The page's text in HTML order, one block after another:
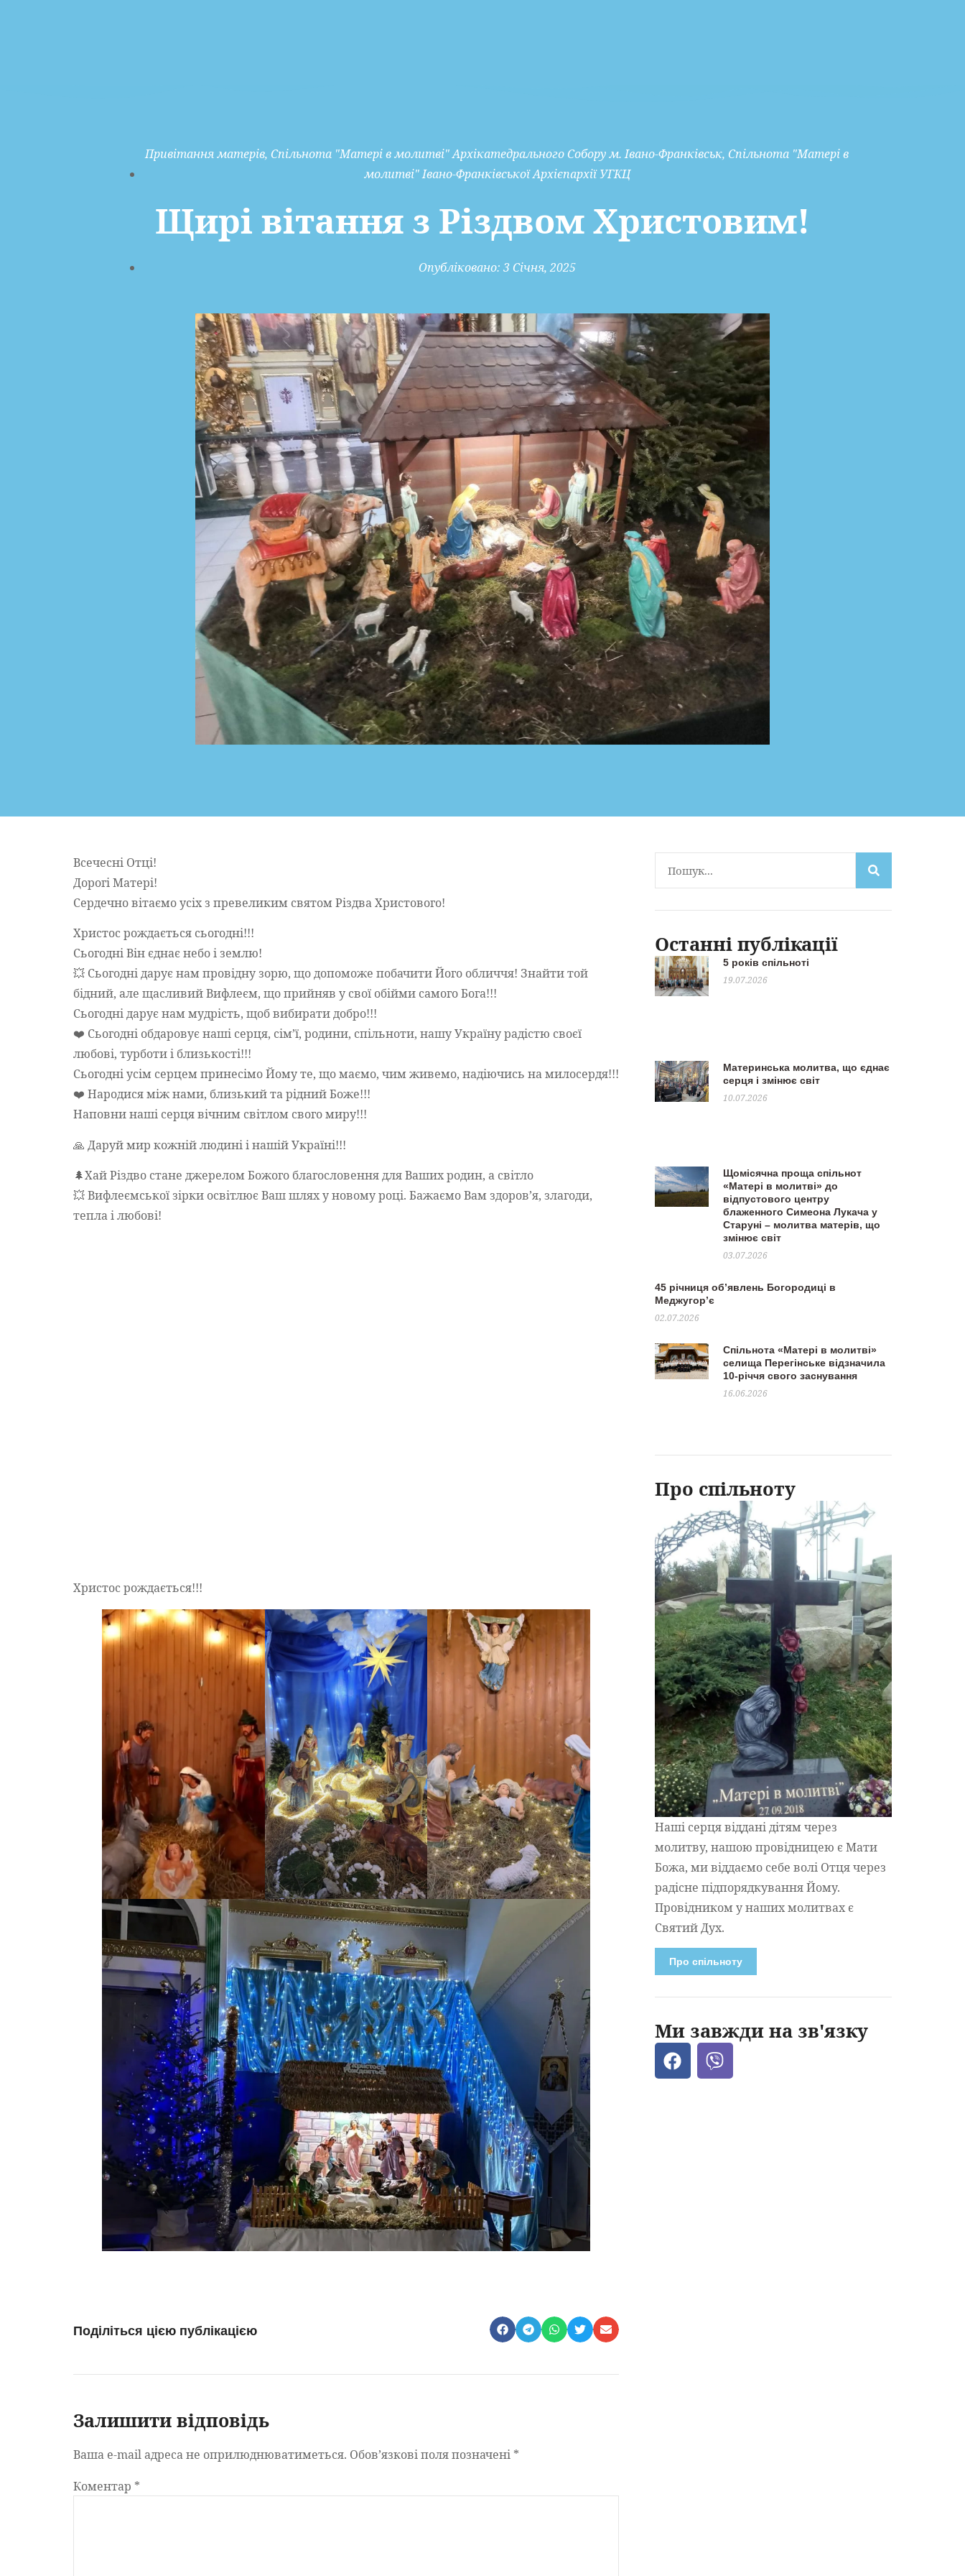
Привітання матерів, Спільнота "Матері в молитві" Архікатедрального Собору м. Івано-Франківськ, Спільнота "Матері в
молитві" Івано-Франківської Архієпархії УГКЦ
Щирі вітання з Різдвом Христовим!
Опубліковано: 3 Січня, 2025
Всечесні Отці!
Дорогі Матері!
Сердечно вітаємо усіх з превеликим святом Різдва Христового!
Христос рождається сьогодні!!!
Сьогодні Він єднає небо і землю!
💥 Сьогодні дарує нам провідну зорю, що допоможе побачити Його обличчя! Знайти той
бідний, але щасливий Вифлеєм, що прийняв у свої обійми самого Бога!!!
Сьогодні дарує нам мудрість, щоб вибирати добро!!!
❤️ Сьогодні обдаровує наші серця, сім’ї, родини, спільноти, нашу Україну радістю своєї
любові, турботи і близькості!!!
Сьогодні усім серцем принесімо Йому те, що маємо, чим живемо, надіючись на милосердя!!!
❤️ Народися між нами, близький та рідний Боже!!!
Наповни наші серця вічним світлом свого миру!!!
🙏 Даруй мир кожній людині і нашій Україні!!!
🌲Хай Різдво стане джерелом Божого благословення для Ваших родин, а світло
💥 Вифлеємської зірки освітлює Ваш шлях у новому році. Бажаємо Вам здоров’я, злагоди,
тепла і любові!
Христос рождається!!!
Поділіться цією публікацією
Залишити відповідь
Ваша e-mail адреса не оприлюднюватиметься. Обов’язкові поля позначені *
Коментар *
Останні публікації
5 років спільноті
19.07.2026
Материнська молитва, що єднає
серця і змінює світ
10.07.2026
Щомісячна проща спільнот
«Матері в молитві» до
відпустового центру
блаженного Симеона Лукача у
Старуні – молитва матерів, що
змінює світ
03.07.2026
45 річниця об’явлень Богородиці в
Меджугор’є
02.07.2026
Спільнота «Матері в молитві»
селища Перегінське відзначила
10-річчя свого заснування
16.06.2026
Про спільноту
Наші серця віддані дітям через
молитву, нашою провідницею є Мати
Божа, ми віддаємо себе волі Отця через
радісне підпорядкування Йому.
Провідником у наших молитвах є
Святий Дух.
Про спільноту
Ми завжди на зв'язку